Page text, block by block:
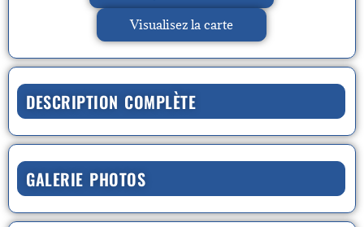
Visualisez la carte
DESCRIPTION COMPLÈTE
GALERIE PHOTOS